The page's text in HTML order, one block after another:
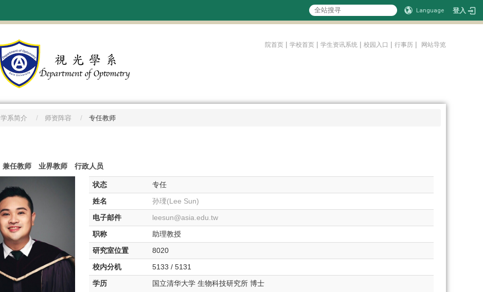
Language 登入
院首页 | 学校首页 | 学生资讯系统 | 校园入口 | 行事历 | 网站导览
学系简介 师资阵容 专任教师
兼任教师 业界教师 行政人员
状态 专任
姓名 孙瑮(Lee Sun)
电子邮件 leesun@asia.edu.tw
职称 助理教授
研究室位置 8020
校内分机 5133 / 5131
学历
国立清华大学 生物科技研究所 博士